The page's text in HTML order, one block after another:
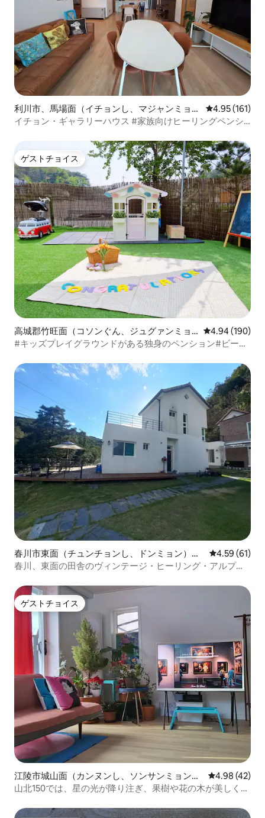
利川市、馬場面（イチョンし、マジャンミョ
ン）のペンション
レビュー161
4.95 (161)
イチョン・ギャラリーハウス #家族向けヒーリングペンシ
ーテインメント撮影宿泊施設
ゲストチョイス
ゲストチョイス
高城郡竹旺面（コソンぐん、ジュグァンミョ
ン）のペンション
レビュー190
4.94 (190)
#キッズプレイグラウンドがある独身のペンション#ビーチ
春川市東面（チュンチョンし、ドンミョン）の
ペンション
レビュー61
4.59 (61)
春川、東面の田舎のヴィンテージ・ヒーリング・アルプス
ペース（長期滞在）
ゲストチョイス
ゲストチョイス
江陵市城山面（カンヌンし、ソンサンミョン）
のペンション
レビュー42
4.98 (42)
山北150では、星の光が降り注ぎ、果樹や花の木が美しく調